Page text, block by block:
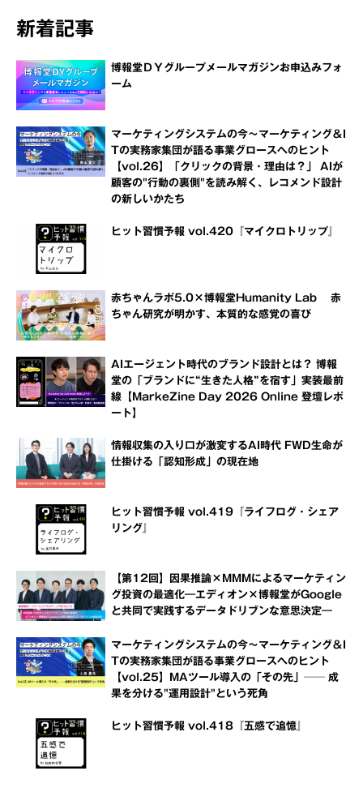
新着記事
博報堂ＤＹグループメールマガジンお申込みフォ
ーム
マーケティングシステムの今～マーケティング＆I
Tの実務家集団が語る事業グロースへのヒント
【vol.26】「クリックの背景・理由は？」 AIが
顧客の"行動の裏側"を読み解く、レコメンド設計
の新しいかたち
ヒット習慣予報 vol.420『マイクロトリップ』
赤ちゃんラボ5.0×博報堂Humanity Lab 赤
ちゃん研究が明かす、本質的な感覚の喜び
AIエージェント時代のブランド設計とは？ 博報
堂の「ブランドに“生きた人格”を宿す」実装最前
線【MarkeZine Day 2026 Online 登壇レポ
ート】
情報収集の入り口が激変するAI時代 FWD生命が
仕掛ける「認知形成」の現在地
ヒット習慣予報 vol.419『ライフログ・シェア
リング』
【第12回】因果推論×MMMによるマーケティン
グ投資の最適化―エディオン×博報堂がGoogle
と共同で実践するデータドリブンな意思決定―
マーケティングシステムの今～マーケティング＆I
Tの実務家集団が語る事業グロースへのヒント
【vol.25】MAツール導入の「その先」── 成
果を分ける"運用設計"という死角
ヒット習慣予報 vol.418『五感で追憶』